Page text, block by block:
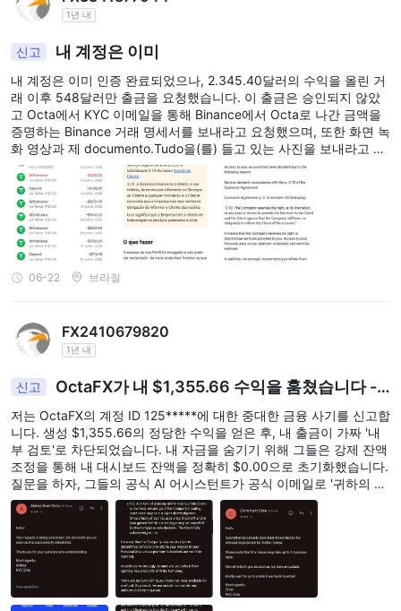
1년 내
신고 내 계정은 이미
내 계정은 이미 인증 완료되었으나, 2.345.40달러의 수익을 올린 거
래 이후 548달러만 출금을 요청했습니다. 이 출금은 승인되지 않았
고 Octa에서 KYC 이메일을 통해 Binance에서 Octa로 나간 금액을
증명하는 Binance 거래 명세서를 보내라고 요청했으며, 또한 화면 녹
화 영상과 제 documento.Tudo을(를) 들고 있는 사진을 보내라고 요
청했습니다. 이를 보냈고 모든 것이 일치합니다. 거의 10일 후인 오늘
(22/06/2026) 내 계정이 차단되었다는 이메일을 받았습니다! 즉, 그
들은 내 초기 자본을 반환하지 않았고 수익도 지급하지 않았습니다!
즉, 그들은 나를 강탈했습니다!!! 그리고 이를 정당화하기 위해 터무
니없는 조항을 사용합니다: "하위 조항 3.10에 따라 서비스가 거부되
었습니다: 3.10. 회사는 자체 재량에 따라 언제든지 고객에게 서비스
를 제공하는 것을 거부할 권리를 보유하며, 고객은 회사가 그 이유를
고객에게 알릴 의무가 없다는 데 동의합니다.
06-22 브라질
FX2410679820
1년 내
신고
OctaFX가 내 $1,355.66 수익을 훔쳤습니다 -
계좌 125*****
저는 OctaFX의 계정 ID 125*****에 대한 중대한 금융 사기를 신고합
니다. 생성 $1,355.66의 정당한 수익을 얻은 후, 내 출금이 가짜 '내
부 검토'로 차단되었습니다. 내 자금을 숨기기 위해 그들은 강제 잔액
조정을 통해 내 대시보드 잔액을 정확히 $0.00으로 초기화했습니다.
질문을 하자, 그들의 공식 AI 어시스턴트가 공식 이메일로 '귀하의 자
금은 안전합니다. 이 $0.00은 일시적인 회계 조정일 뿐입니다.'라고
답변했습니다. 내 IB 매니저 Viraz조차 내 돈이 안전하다고 확인했지
만, 내가 지급을 요구하자 WhatsApp에서 나를 차단했습니다. 직후
에 KYC의 Sophia가 조항 3.10 및 8.2에 따라 내 $1,355.66을 몰수
하는 최종 해지 이메일을 보냈습니다. 그들은 모순된 조항을 사용하
여 고객을 속이고 있습니다. 한 내부 부서는 안전을 약속하는 반면 다
른 부서는 수익을 취소합니다. 이것은 완벽한사기함정입니다.